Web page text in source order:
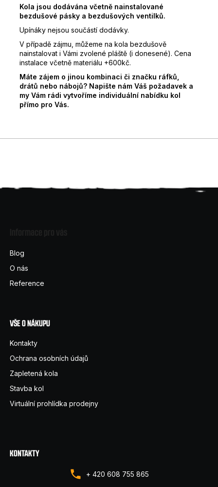
Kola jsou dodávána včetně nainstalované
bezdušové pásky a bezdušových ventilků.
Upínáky nejsou součástí dodávky.
V případě zájmu, můžeme na kola bezdušově
nainstalovat i Vámi zvolené pláště (i donesené). Cena
instalace včetně materiálu +600kč.
Máte zájem o jinou kombinaci či značku ráfků,
drátů nebo nábojů? Napište nám Váš požadavek a
my Vám rádi vytvoříme individuální nabídku kol
přímo pro Vás.
Blog
O nás
Reference
VŠE O NÁKUPU
Kontakty
Ochrana osobních údajů
Zapletená kola
Stavba kol
Virtuální prohlídka prodejny
KONTAKTY
+ 420 608 755 865